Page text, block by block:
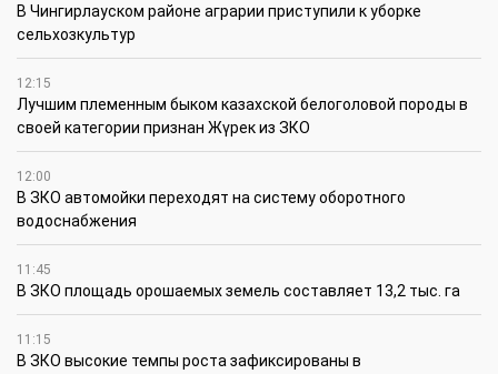
В Чингирлауском районе аграрии приступили к уборке
сельхозкультур
12:15
Лучшим племенным быком казахской белоголовой породы в
своей категории признан Жүрек из ЗКО
12:00
В ЗКО автомойки переходят на систему оборотного
водоснабжения
11:45
В ЗКО площадь орошаемых земель составляет 13,2 тыс. га
11:15
В ЗКО высокие темпы роста зафиксированы в